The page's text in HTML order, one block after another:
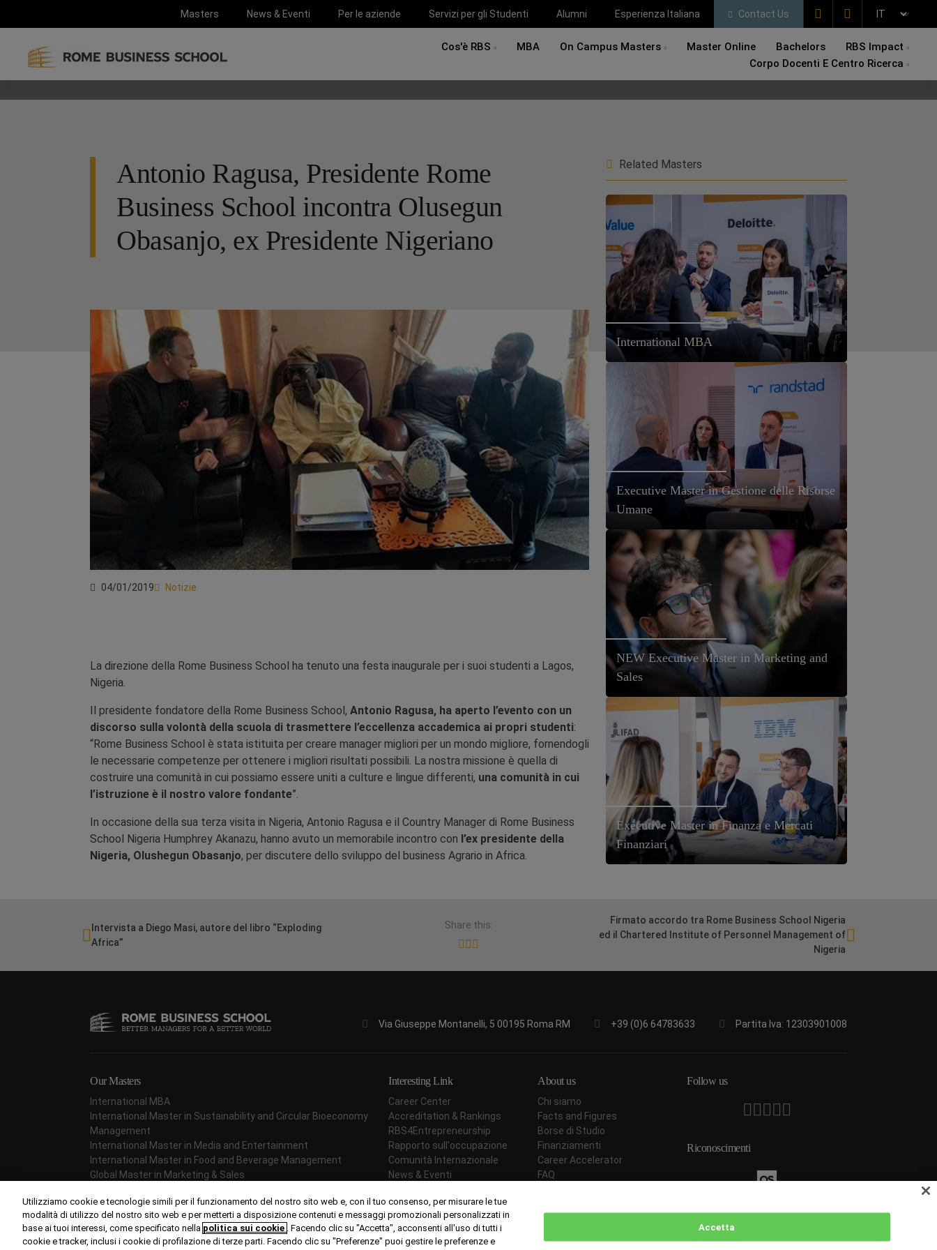
Masters News & Eventi Per le aziende Servizi per gli Studenti Alumni Esperienza Italiana Contact Us
Cos'è RBS MBA On Campus Masters Master Online Bachelors
RBS Impact
Corpo Docenti E Centro Ricerca
Antonio Ragusa, Presidente Rome
Business School incontra Olusegun
Obasanjo, ex Presidente Nigeriano
04/01/2019 Notizie
La direzione della Rome Business School ha tenuto una festa inaugurale per i suoi studenti a Lagos,
Nigeria.
Il presidente fondatore della Rome Business School, Antonio Ragusa, ha aperto l’evento con un
discorso sulla volontà della scuola di trasmettere l’eccellenza accademica ai propri studenti:
“Rome Business School è stata istituita per creare manager migliori per un mondo migliore, fornendogli
le necessarie competenze per ottenere i migliori risultati possibili. La nostra missione è quella di
costruire una comunità in cui possiamo essere uniti a culture e lingue differenti, una comunità in cui
l’istruzione è il nostro valore fondante”.
In occasione della sua terza visita in Nigeria, Antonio Ragusa e il Country Manager di Rome Business
School Nigeria Humphrey Akanazu, hanno avuto un memorabile incontro con l’ex presidente della
Nigeria, Olushegun Obasanjo, per discutere dello sviluppo del business Agrario in Africa.
Related Masters
International MBA
Executive Master in Gestione delle Risorse
Umane
NEW Executive Master in Marketing and
Sales
Executive Master in Finanza e Mercati
Finanziari
Intervista a Diego Masi, autore del libro “Exploding
Africa”
Share this:
Firmato accordo tra Rome Business School Nigeria
ed il Chartered Institute of Personnel Management of
Nigeria
Via Giuseppe Montanelli, 5 00195 Roma RM +39 (0)6 64783633 Partita Iva: 12303901008
Our Masters
International MBA
International Master in Sustainability and Circular Bioeconomy
Management
International Master in Media and Entertainment
International Master in Food and Beverage Management
Global Master in Marketing & Sales
International Master in Fashion Management
Interesting Link
Career Center
Accreditation & Rankings
RBS4Entrepreneurship
Rapporto sull'occupazione
Comunità Internazionale
News & Eventi
Metodologia Didattica
About us
Chi siamo
Facts and Figures
Borse di Studio
Finanziamenti
Career Accelerator
FAQ
Follow us
Riconoscimenti
Utilizziamo cookie e tecnologie simili per il funzionamento del nostro sito web e, con il tuo consenso, per misurare le tue
modalità di utilizzo del nostro sito web e per metterti a disposizione contenuti e messaggi promozionali personalizzati in
base ai tuoi interessi, come specificato nella politica sui cookie . Facendo clic su "Accetta", acconsenti all'uso di tutti i
cookie e tracker, inclusi i cookie di profilazione di terze parti. Facendo clic su "Preferenze" puoi gestire le preferenze e
Accetta